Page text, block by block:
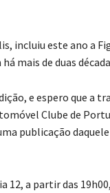
incluiu este ano a
mais de duas
e espero que a
Clube de
publicação
12, a partir das